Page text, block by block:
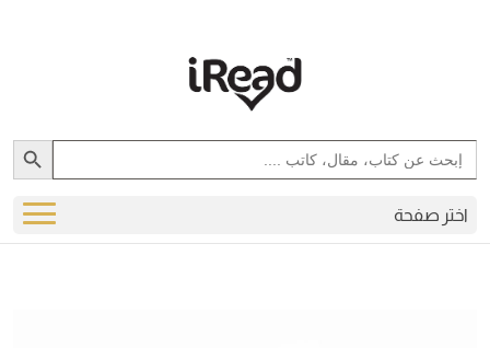
Search
for:
Search Button
اختر صفحة